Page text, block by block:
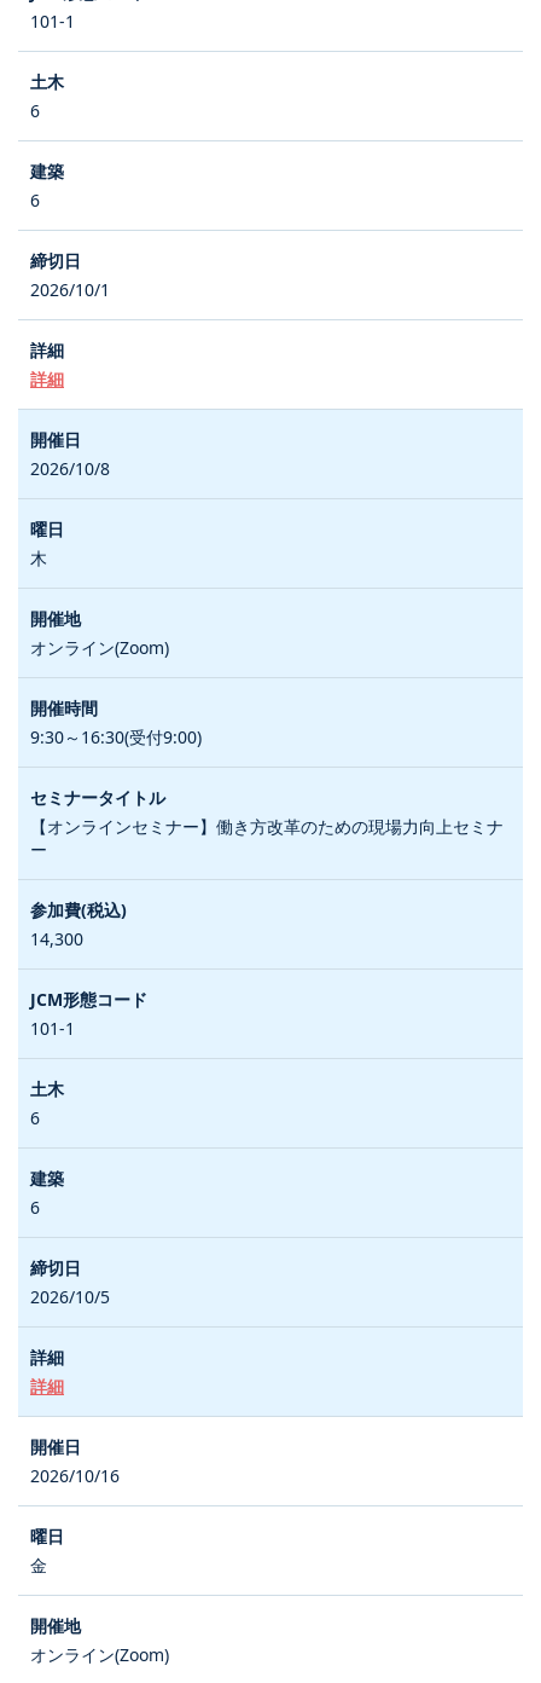
101-1
6
6
2026/10/1
詳細
2026/10/8
木
オンライン(Zoom)
9:30～16:30(受付9:00)
【オンラインセミナー】働き方改革のための現場力向上セミナ
ー
14,300
101-1
6
6
2026/10/5
詳細
2026/10/16
金
オンライン(Zoom)